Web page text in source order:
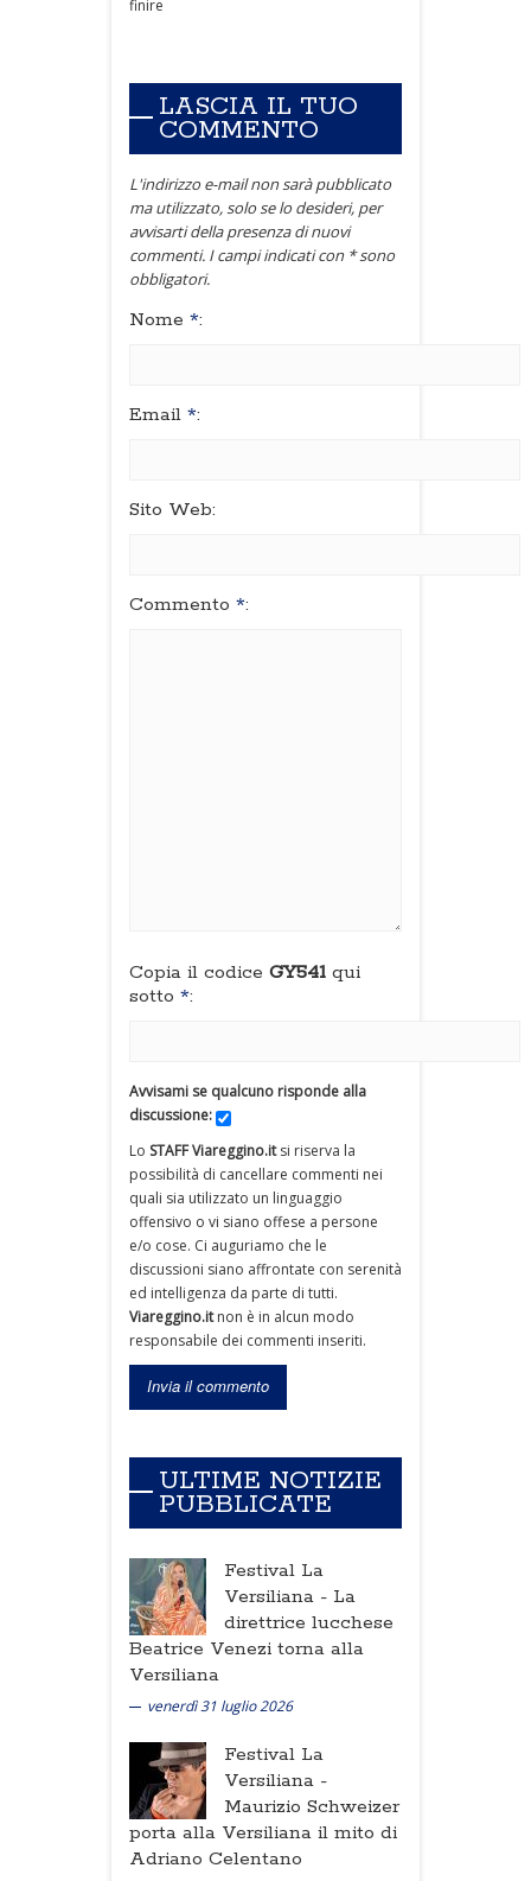
finire
LASCIA IL TUO
COMMENTO
L'indirizzo e-mail non sarà pubblicato
ma utilizzato, solo se lo desideri, per
avvisarti della presenza di nuovi
commenti. I campi indicati con * sono
obbligatori.
Nome *:
Email *:
Sito Web:
Commento *:
Copia il codice GY541 qui
sotto *:
Avvisami se qualcuno risponde alla
discussione:
Lo STAFF Viareggino.itsi riserva la
possibilità di cancellare commenti nei
quali sia utilizzato un linguaggio
offensivo o vi siano offese a persone
e/o cose. Ci auguriamo che le
discussioni siano affrontate con serenità
ed intelligenza da parte di tutti.
Viareggino.itnon è in alcun modo
responsabile dei commenti inseriti.
ULTIME NOTIZIE
PUBBLICATE
Festival La
Versiliana - La
direttrice lucchese
Beatrice Venezi torna alla
Versiliana
venerdì 31 luglio 2026
Festival La
Versiliana -
Maurizio Schweizer
porta alla Versiliana il mito di
Adriano Celentano